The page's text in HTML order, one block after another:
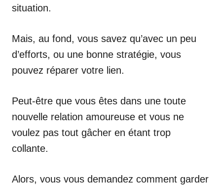
situation.
Mais, au fond, vous savez qu’avec un peu
d’efforts, ou une bonne stratégie, vous
pouvez réparer votre lien.
Peut-être que vous êtes dans une toute
nouvelle relation amoureuse et vous ne
voulez pas tout gâcher en étant trop
collante.
Alors, vous vous demandez comment garder